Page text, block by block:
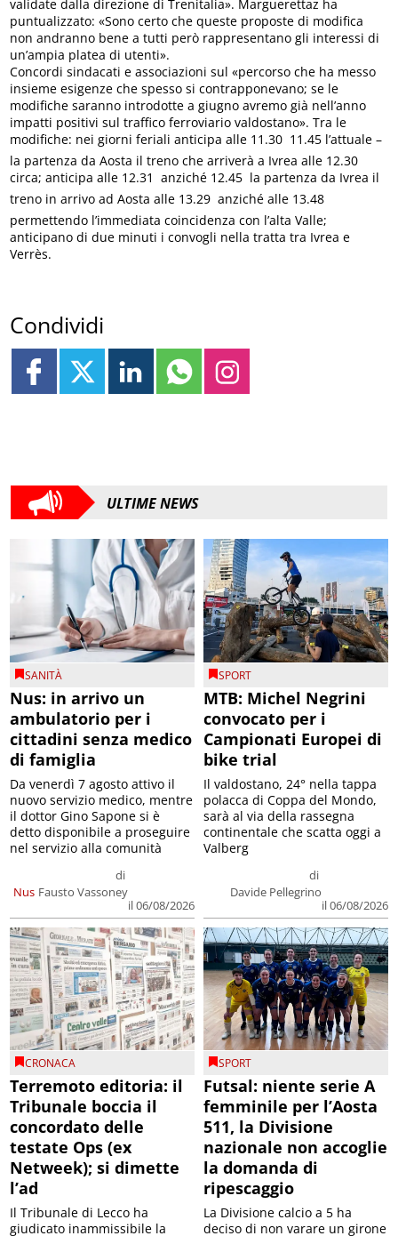
validate dalla direzione di Trenitalia». Marguerettaz ha
puntualizzato: «Sono certo che queste proposte di modifica
non andranno bene a tutti però rappresentano gli interessi di
un’ampia platea di utenti».
Concordi sindacati e associazioni sul «percorso che ha messo
insieme esigenze che spesso si contrapponevano; se le
modifiche saranno introdotte a giugno avremo già nell’anno
impatti positivi sul traffico ferroviario valdostano». Tra le
modifiche: nei giorni feriali anticipa alle 11.30  11.45 l’attuale –
la partenza da Aosta il treno che arriverà a Ivrea alle 12.30
circa; anticipa alle 12.31  anziché 12.45  la partenza da Ivrea il
treno in arrivo ad Aosta alle 13.29  anziché alle 13.48 
permettendo l’immediata coincidenza con l’alta Valle;
anticipano di due minuti i convogli nella tratta tra Ivrea e
Verrès.
Condividi
ULTIME NEWS
SANITÀ
Nus: in arrivo un
ambulatorio per i
cittadini senza medico
di famiglia
Nus
di
Fausto Vassoney
il 06/08/2026
Da venerdì 7 agosto attivo il
nuovo servizio medico, mentre
il dottor Gino Sapone si è
detto disponibile a proseguire
nel servizio alla comunità
SPORT
MTB: Michel Negrini
convocato per i
Campionati Europei di
bike trial
di
Davide Pellegrino
il 06/08/2026
Il valdostano, 24° nella tappa
polacca di Coppa del Mondo,
sarà al via della rassegna
continentale che scatta oggi a
Valberg
CRONACA
Terremoto editoria: il
Tribunale boccia il
concordato delle
testate Ops (ex
Netweek); si dimette
l’ad
Il Tribunale di Lecco ha
giudicato inammissibile la
SPORT
Futsal: niente serie A
femminile per l’Aosta
511, la Divisione
nazionale non accoglie
la domanda di
ripescaggio
La Divisione calcio a 5 ha
deciso di non varare un girone